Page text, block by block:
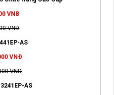
VNĐ
VNĐ
AS
VNĐ
VNĐ
AS